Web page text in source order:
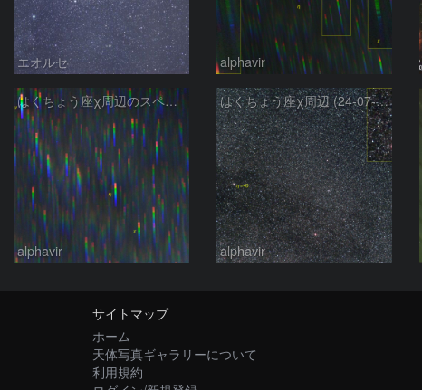
エオルセ alphavir
はくちょう座χ周辺のスペクトル
alphavir
はくちょう座χ周辺 (24-07-01)
alphavir
サイトマップ
ホーム
天体写真ギャラリーについて
利用規約